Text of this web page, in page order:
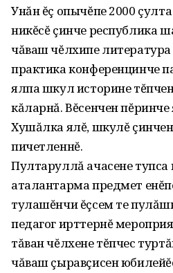
Унăн ĕç опычĕпе 2000
никĕсĕ çинче республика
чăваш чĕлхипе
практика конференцинче
ялпа шкул историне
кăларнă. Вĕсенчен
Хушăлка ялĕ, шкулĕ
пичетленнĕ.
Пултаруллă ачасене тупса
аталантарма предмет
тулашĕнчи ĕçсем те
педагог ирттернĕ
тăван чĕлхене тĕпчес
чăваш çыравçисен